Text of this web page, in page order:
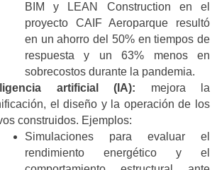
BIM y LEAN Construction en el
proyecto CAIF Aeroparque resultó
en un ahorro del 50% en tiempos de
respuesta y un 63% menos en
sobrecostos durante la pandemia​.
artificial (IA): mejora la
el diseño y la operación de los
construidos. Ejemplos:
Simulaciones para evaluar el
rendimiento energético y el